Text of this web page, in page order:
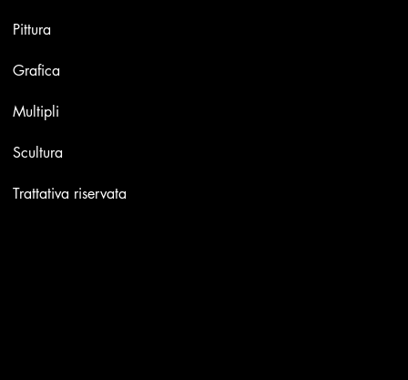
Pittura
Grafica
Multipli
Scultura
Trattativa riservata